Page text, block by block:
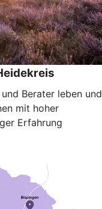
Berater leben und
mit hoher
Erfahrung